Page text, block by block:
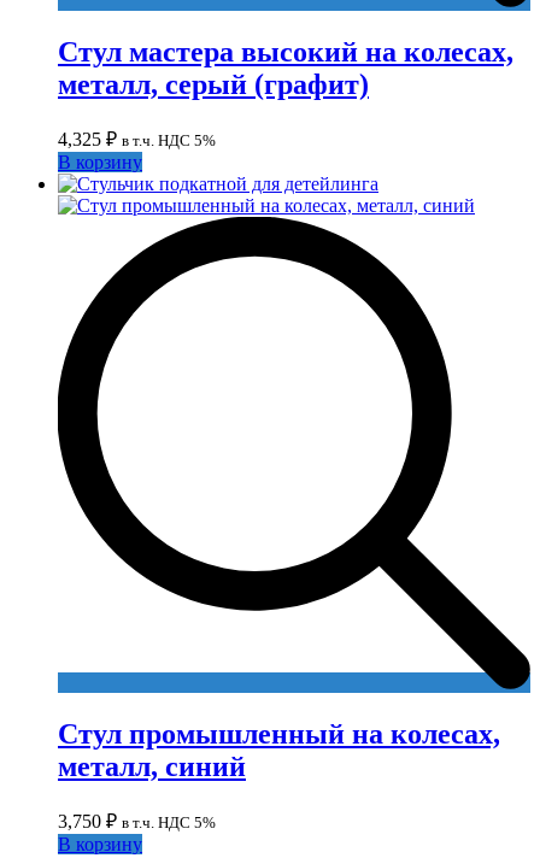
Стул мастера высокий на колесах,
металл, серый (графит)
4,325 ₽ в т.ч. НДС 5%
В корзину
Стул промышленный на колесах,
металл, синий
3,750 ₽ в т.ч. НДС 5%
В корзину